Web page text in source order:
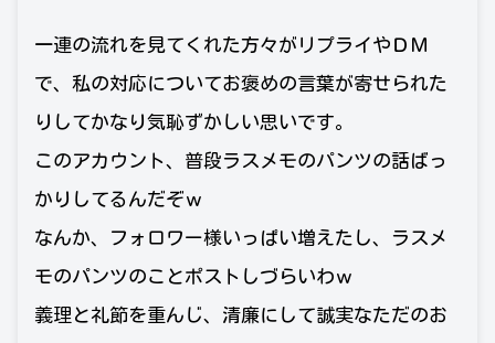
一連の流れを見てくれた方々がリプライやＤＭ
で、私の対応についてお褒めの言葉が寄せられた
りしてかなり気恥ずかしい思いです。
このアカウント、普段ラスメモのパンツの話ばっ
かりしてるんだぞｗ
なんか、フォロワー様いっぱい増えたし、ラスメ
モのパンツのことポストしづらいわｗ
義理と礼節を重んじ、清廉にして誠実なただのお